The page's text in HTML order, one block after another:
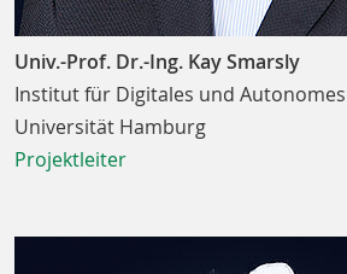
Univ.-Prof. Dr.-Ing. Kay Smarsly
Institut für Digitales und
Universität Hamburg
Projektleiter